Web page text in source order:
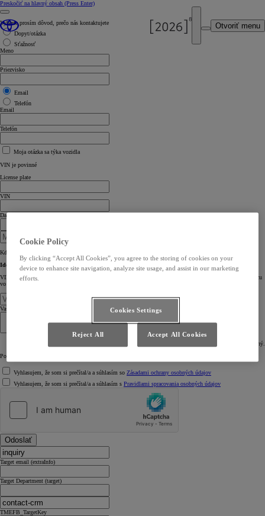
Preskočiť na hlavný obsah (Press Enter)
Otvoriť menu
Vyberte prosím dôvod, prečo nás kontaktujete
Dopyt/otázka
Sťažnosť
Meno
Priezvisko
Email
Telefón
Email
Telefón
Moja otázka sa týka vozidla
VIN je povinné
License plate
VIN
Date of first registration
Kde nájdem svoje VIN?
Identifikačné číslo vozidla (VIN)
VIN je 17-miestna kombinácia písmen a čísiel. Je uvedená v osvedčení o registrácii vozidla, na štítku výrobcu
vo vozidle alebo v servisnej knižke
Vaša správa
Povolený počet znakov je 1024. Nadbytočný obsah bude skrátený.
Povinné polia
Vyhlasujem, že som si prečítal/a a súhlasím so Zásadami ochrany osobných údajov
Vyhlasujem, že som si prečítal/a a súhlasím s Pravidlami spracovania osobných údajov
Odoslať
Target email (extraInfo)
Target Department (target)
TMEFB_TargetKey
Cookie Policy
By clicking “Accept All Cookies”, you agree to the storing of cookies on your
device to enhance site navigation, analyze site usage, and assist in our marketing
efforts.
Cookies Settings
Reject All Accept All Cookies